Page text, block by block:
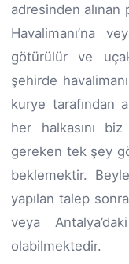
adresinden alınan
Havalimanı’na
götürülür ve
şehirde
kurye tarafından
her halkasını
gereken tek şey
beklemektir.
yapılan talep
veya
olabilmektedir.